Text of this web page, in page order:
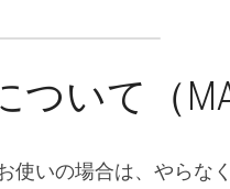
ついて（
使いの場合は、やらな